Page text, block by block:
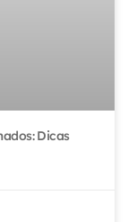
Dicas